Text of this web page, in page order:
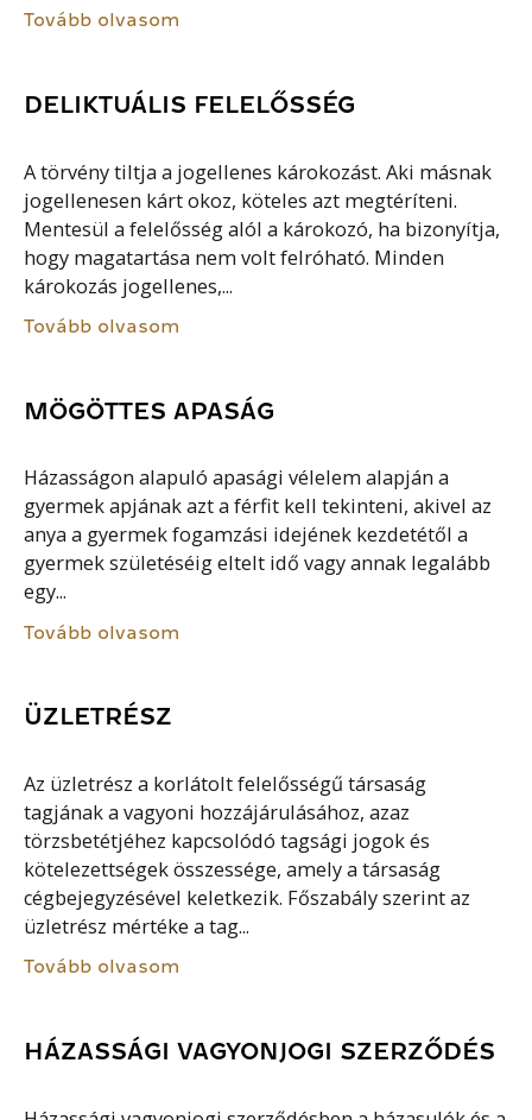
Tovább olvasom
DELIKTUÁLIS FELELŐSSÉG
A törvény tiltja a jogellenes károkozást. Aki másnak
jogellenesen kárt okoz, köteles azt megtéríteni.
Mentesül a felelősség alól a károkozó, ha bizonyítja,
hogy magatartása nem volt felróható. Minden
károkozás jogellenes,...
Tovább olvasom
MÖGÖTTES APASÁG
Házasságon alapuló apasági vélelem alapján a
gyermek apjának azt a férfit kell tekinteni, akivel az
anya a gyermek fogamzási idejének kezdetétől a
gyermek születéséig eltelt idő vagy annak legalább
egy...
Tovább olvasom
ÜZLETRÉSZ
Az üzletrész a korlátolt felelősségű társaság
tagjának a vagyoni hozzájárulásához, azaz
törzsbetétjéhez kapcsolódó tagsági jogok és
kötelezettségek összessége, amely a társaság
cégbejegyzésével keletkezik. Főszabály szerint az
üzletrész mértéke a tag...
Tovább olvasom
HÁZASSÁGI VAGYONJOGI SZERZŐDÉS